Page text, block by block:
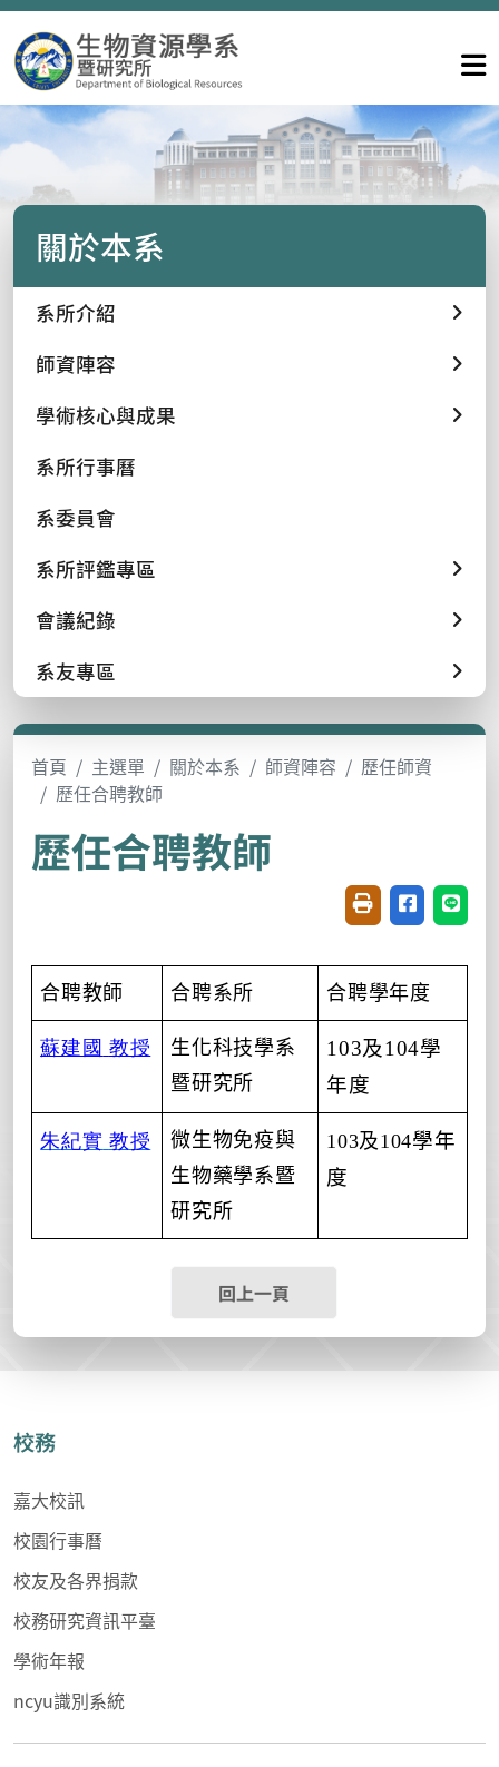
關於本系
系所介紹
師資陣容
學術核心與成果
系所行事曆
系委員會
系所評鑑專區
會議紀錄
系友專區
首頁 主選單 關於本系 師資陣容
歷任師資
歷任合聘教師
歷任合聘教師
友善列印(開新視
分享至臉書
分享
合聘教師 合聘系所 合聘學年度
蘇建國 教授
生化科技學系
暨研究所
103及104學
年度
朱紀實 教授
微生物免疫與
生物藥學系暨
研究所
103及104學年
度
回上一頁
校務
嘉大校訊
校園行事曆
校友及各界捐款
校務研究資訊平臺
學術年報
ncyu識別系統